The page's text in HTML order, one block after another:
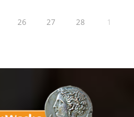
26 27 28 1